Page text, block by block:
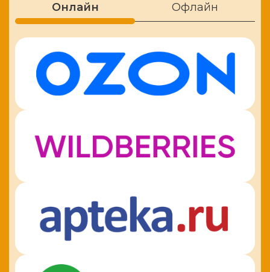
Онлайн Офлайн